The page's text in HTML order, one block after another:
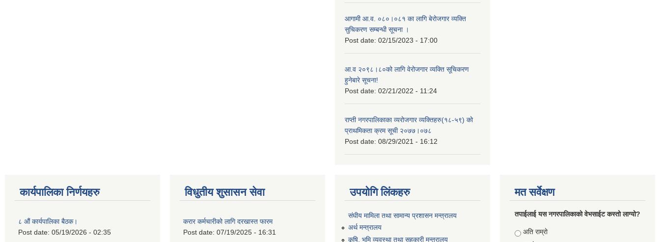
आगामी आ.व. ०८०।०८१ का लागि बेरोजगार व्यक्ति
सुचिकरण सम्बन्धी सूचना ।
Post date: 02/15/2023 - 17:00
आ.व २०९८।८०को लागि वेरोजगार व्यक्ति सूचिकरण
हुनेबारे सूचना!
Post date: 02/21/2022 - 11:24
राप्ती नगरपालिकाका व्यरोजगार व्यक्तिहरु(१८-५९) को
प्राथमिकता क्रम सूची २०७७।०७८
Post date: 08/29/2021 - 16:12
कार्यपालिका निर्णयहरु
८ औं कार्यपालिका बैठक।
Post date: 05/19/2026 - 02:35
विधुतीय शुसासन सेवा
करार कर्मचारीको लागि दरखास्त फारम
Post date: 07/19/2025 - 16:31
उपयोगि लिंकहरु
संघीय मामिला तथा सामान्य प्रशासन मन्त्रालय
अर्थ मन्त्रालय
कृषि, भूमि व्यवस्था तथा सहकारी मन्त्रालय
मत सर्वेक्षण
तपाईलाई यस नगरपालिकाको वेभसाईट कस्तो लाग्यो?
Choices
अति राम्रो